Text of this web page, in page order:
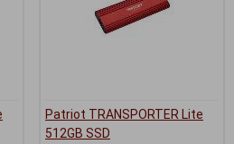
Patriot TRANSPORTER Lite
512GB SSD